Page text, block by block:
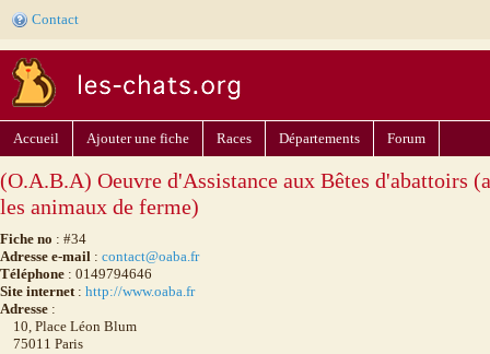
Contact
Accueil Ajouter une fiche Races Départements Forum
(O.A.B.A) Oeuvre d'Assistance aux Bêtes d'abattoirs
les animaux de ferme)
Fiche no : #34
Adresse e-mail : contact@oaba.fr
Téléphone : 0149794646
Site internet: http://www.oaba.fr
Adresse :
10, Place Léon Blum
75011 Paris